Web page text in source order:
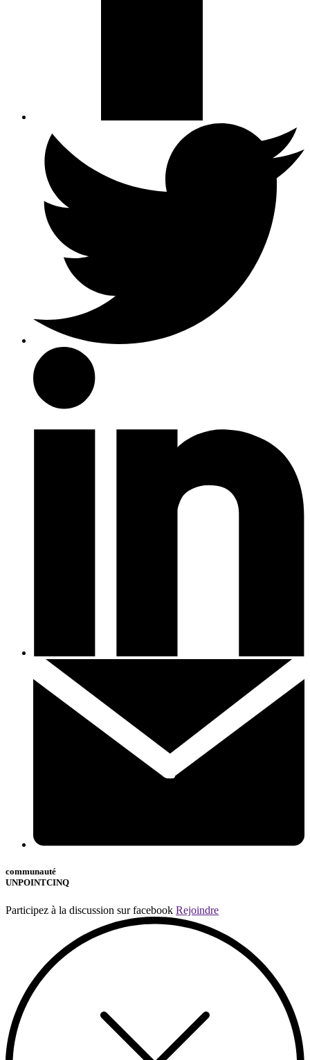
communauté
UNPOINTCINQ
Participez à la discussion sur facebook Rejoindre